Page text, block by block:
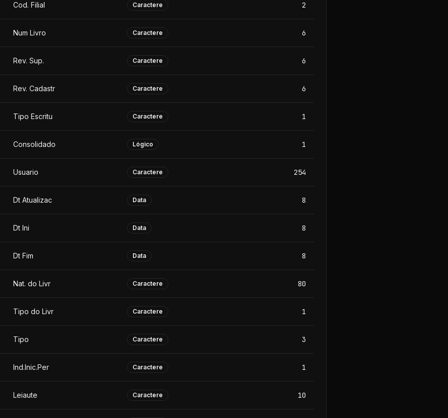
Cod. Filial Caractere 2
Num Livro Caractere 6
Rev. Sup. Caractere 6
Rev. Cadastr Caractere 6
Tipo Escritu Caractere 1
Consolidado Lógico 1
Usuario Caractere 254
Dt Atualizac Data 8
Dt Ini Data 8
Dt Fim Data 8
Nat. do Livr Caractere 80
Tipo do Livr Caractere 1
Tipo Caractere 3
Ind.Inic.Per Caractere 1
Leiaute Caractere 10